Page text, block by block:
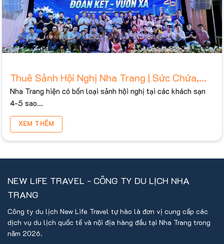
Thuê Sảnh Hội Nghị Nha Trang | Sức Chứa,
Bảng Giá Tham Khảo 2026
Nha Trang hiện có bốn loại sảnh hội nghị tại các khách sạn
4-5 sao...
XEM THÊM
NEW LIFE TRAVEL - CÔNG TY DU LỊCH NHA
TRANG
Công ty du lịch New Life Travel tự hào là đơn vị cung cấp các
dịch vụ du lịch quốc tế và nội địa hàng đầu tại Nha Trang trong
năm 2026.